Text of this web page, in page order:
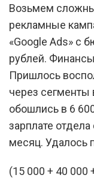
Возьмем
рекламные
«Google Ads» с
рублей.
Пришлось
через сегменты
обошлись в 6
зарплате
месяц. Удалось
(15 000 + 40 000